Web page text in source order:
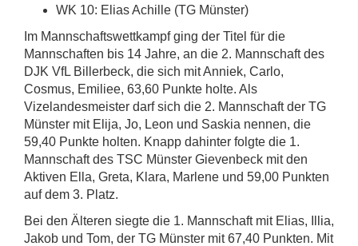
WK 10: Elias Achille (TG Münster)
Im Mannschaftswettkampf ging der Titel für die
Mannschaften bis 14 Jahre, an die 2. Mannschaft des
DJK VfL Billerbeck, die sich mit Anniek, Carlo,
Cosmus, Emiliee, 63,60 Punkte holte. Als
Vizelandesmeister darf sich die 2. Mannschaft der TG
Münster mit Elija, Jo, Leon und Saskia nennen, die
59,40 Punkte holten. Knapp dahinter folgte die 1.
Mannschaft des TSC Münster Gievenbeck mit den
Aktiven Ella, Greta, Klara, Marlene und 59,00 Punkten
auf dem 3. Platz.
Bei den Älteren siegte die 1. Mannschaft mit Elias, Illia,
Jakob und Tom, der TG Münster mit 67,40 Punkten. Mit